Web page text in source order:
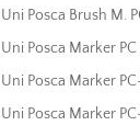
Uni Posca Brush M.
Uni Posca Marker PC
Uni Posca Marker
Uni Posca Marker